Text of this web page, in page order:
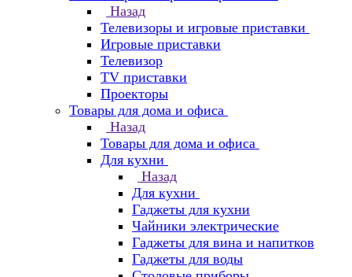
Назад
Телевизоры и игровые приставки
Игровые приставки
Телевизор
TV приставки
Проекторы
Товары для дома и офиса
Назад
Товары для дома и офиса
Для кухни
Назад
Для кухни
Гаджеты для кухни
Чайники электрические
Гаджеты для вина и напитков
Гаджеты для воды